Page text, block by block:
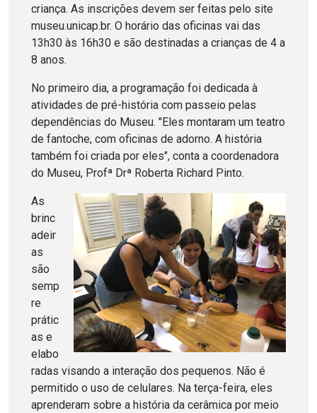
criança. As inscrições devem ser feitas pelo site
museu.unicap.br. O horário das oficinas vai das
13h30 às 16h30 e são destinadas a crianças de 4 a
8 anos.
No primeiro dia, a programação foi dedicada à
atividades de pré-história com passeio pelas
dependências do Museu. "Eles montaram um teatro
de fantoche, com oficinas de adorno. A história
também foi criada por eles", conta a coordenadora
do Museu, Profª Drª Roberta Richard Pinto.
As
brinc
adeir
as
são
semp
re
prátic
as e
elabo
radas visando a interação dos pequenos. Não é
permitido o uso de celulares. Na terça-feira, eles
aprenderam sobre a história da cerâmica por meio